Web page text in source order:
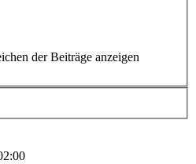
der Beiträge anzeigen